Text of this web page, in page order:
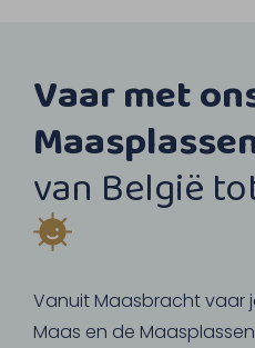
Vaar met
van België
Vanuit Maasbracht vaar
Maas en de